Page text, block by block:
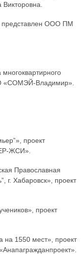
представлен ООО ПМ
«СОМЭЙ-Владимир».
проект
ЖСИ».
Православная
г. Хабаровск», проект
проект
1550 мест», проект